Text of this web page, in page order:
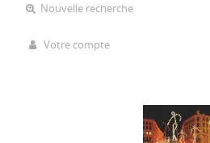
Nouvelle recherche
Votre compte